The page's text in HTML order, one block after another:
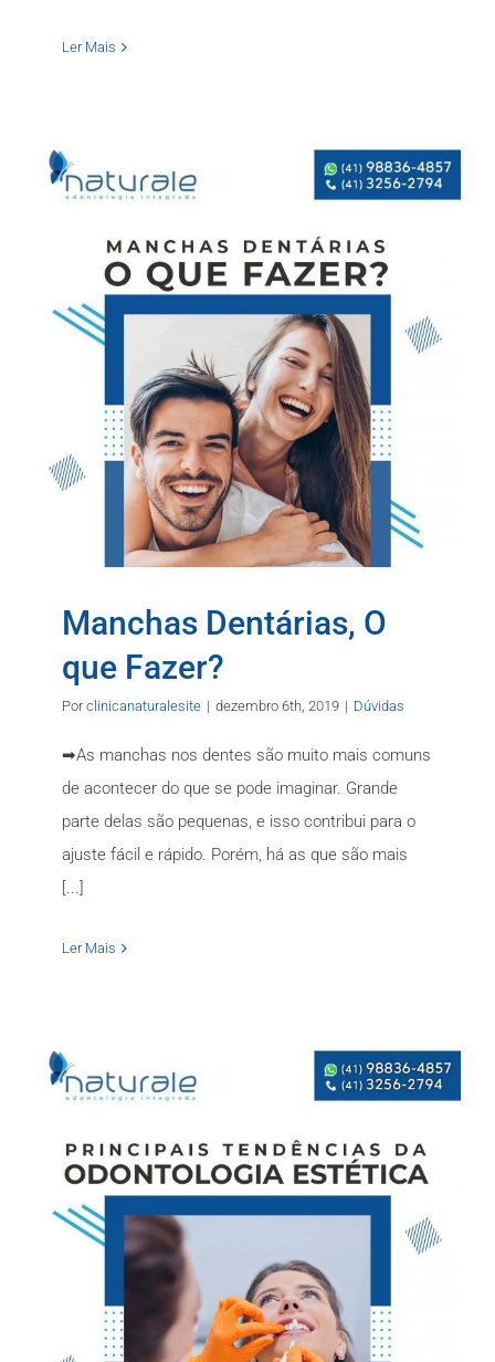
Ler Mais
Manchas Dentárias, O
que Fazer?
Porclinicanaturalesite | dezembro 6th, 2019 | Dúvidas
➡As manchas nos dentes são muito mais comuns
de acontecer do que se pode imaginar. Grande
parte delas são pequenas, e isso contribui para o
ajuste fácil e rápido. Porém, há as que são mais
[...]
Ler Mais